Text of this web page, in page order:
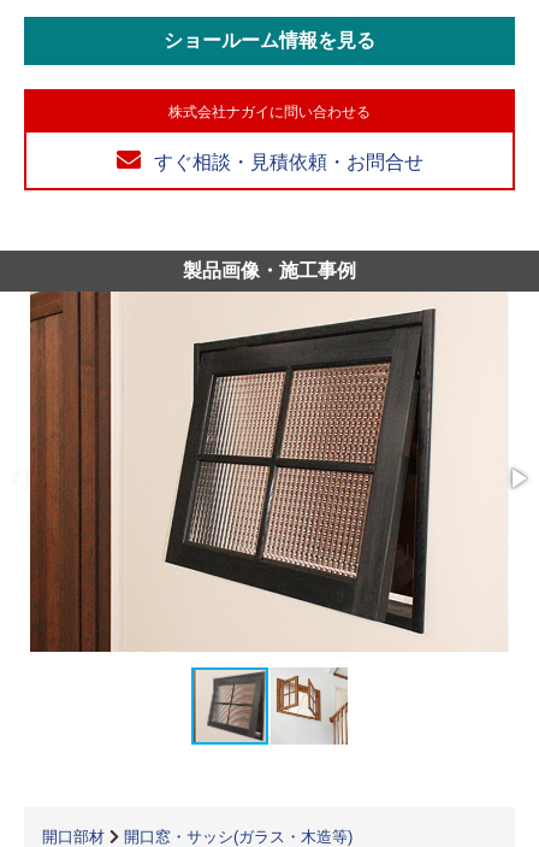
ショールーム情報を見る
株式会社ナガイに問い合わせる
すぐ相談・見積依頼・お問合せ
製品画像・施工事例
開口部材 開口窓・サッシ(ガラス・木造等)